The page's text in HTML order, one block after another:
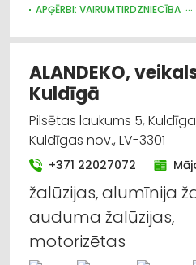
Darba aizsardzības
apģērbi; ražošana
Reklāma
Apgaismes tehnikas
APĢĒRBI: VAIRUMTIRDZNIECĪBA
ALANDEKO,
Kuldīgā
Pilsētas laukums 5,
Kuldīgas nov., LV-3301
+371 22027072
žalūzijas, alumīnija
auduma žalūzijas,
motorizētas